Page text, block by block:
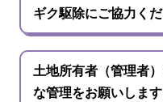
ギク駆除にご協力くだ
土地所有者（管理者
な管理をお願いします